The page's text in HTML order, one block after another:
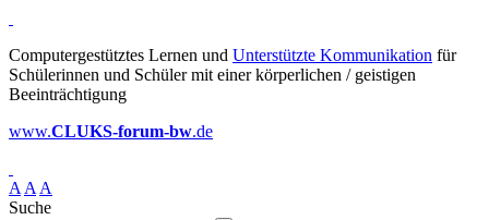
Computergestütztes Lernen und Unterstützte Kommunikation für
Schülerinnen und Schüler mit einer körperlichen / geistigen
Beeinträchtigung
www.CLUKS-forum-bw.de
A A A
Suche